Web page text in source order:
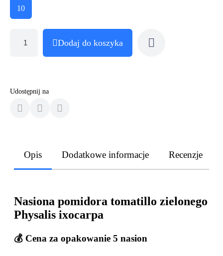
10
Dodaj do koszyka
Udostępnij na
Opis Dodatkowe informacje Recenzje
Nasiona pomidora tomatillo zielonego
Physalis ixocarpa
💰 Cena za opakowanie 5 nasion